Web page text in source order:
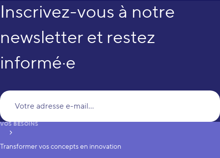
Inscrivez-vous à notre
newsletter et restez
informé·e
S’inscrire
VOS BESOINS
Transformer vos concepts en innovation